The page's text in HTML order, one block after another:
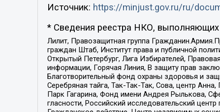
Источник: https://minjust.gov.ru/ru/
* Сведения реестра НКО, выполняющих
Лилит, Правозащитная группа
граждан Штаб, Институт права и публичной
Открытый Петербург, Лига Избирателей,
информации, Горячая Линия, В защиту прав
Благотворительный фонд охраны здоровья и
Серебряная тайга, Так-Так-Так, Сова, центр
Парк Гагарина, Фонд имени Андрея Рылькова,
гласности, Российский исследовательский